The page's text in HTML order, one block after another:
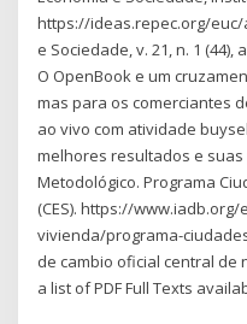
https://ideas.repec.org/euc/
e Sociedade, v. 21, n. 1 (44),
O OpenBook e um
mas para os comerciantes
ao vivo com atividade
melhores resultados e
Metodológico. Programa
(CES). https://
vivienda/programa-
de cambio oficial central de
a list of PDF Full Texts